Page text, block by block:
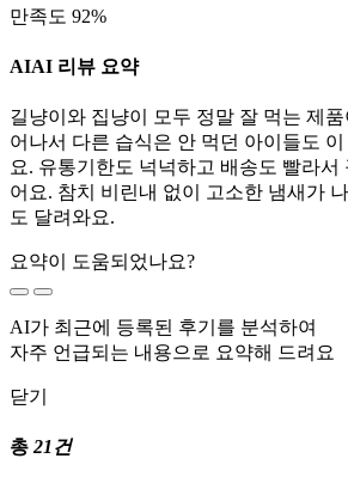
만족도 92%
AIAI 리뷰 요약
길냥이와 집냥이 모두 정말 잘 먹는 제
어나서 다른 습식은 안 먹던 아이들도
요. 유통기한도 넉넉하고 배송도 빨라서
어요. 참치 비린내 없이 고소한 냄새가
도 달려와요.
요약이 도움되었나요?
AI가 최근에 등록된 후기를 분석하여
자주 언급되는 내용으로 요약해 드려요
닫기
총21건